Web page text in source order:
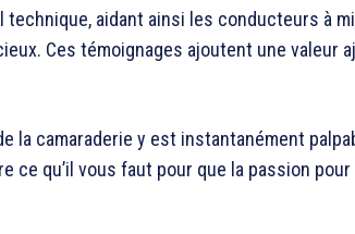
aidant ainsi les conducteurs à
Ces témoignages ajoutent une valeur
la camaraderie y est instantanément
ce qu’il vous faut pour que la passion